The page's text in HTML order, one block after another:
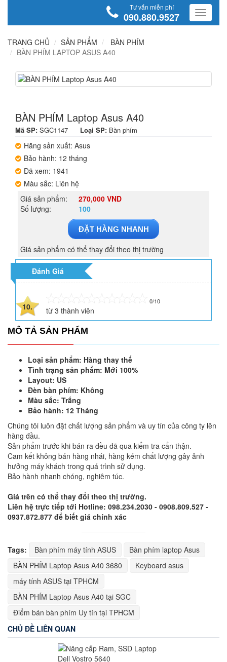
Tư vấn miễn phí
090.880.9527
TRANG CHỦ SẢN PHẨM
BÀN PHÍM
BÀN PHÍM LAPTOP ASUS A40
BÀN PHÍM Laptop Asus A40
Mã SP: SGC1147 Loại SP: Bàn phím
Hãng sản xuất: Asus
Bảo hành: 12 tháng
Đã xem: 1941
Màu sắc: Liên hệ
Giá sản phẩm:
270,000 VND
Số lượng:
100
ĐẶT HÀNG NHANH
Giá sản phẩm có thể thay đổi theo thị trường
Đánh Giá
10.
0/10
từ 3 thành viên
MÔ TẢ SẢN PHẨM
Loại sản phẩm: Hàng thay thế
Tình trạng sản phẩm: Mới 100%
Layout: US
Đèn bàn phím: Không
Màu sắc: Trắng
Bảo hành: 12 Tháng
Chúng tôi luôn đặt chất lượng sản phẩm và uy tín của công ty lên
hàng đầu.
Sản phẩm trước khi bán ra đều đã qua kiểm tra cẩn thận.
Cam kết không bán hàng nhái, hàng kém chất lượng gây ảnh
hưởng máy khách trong quá trình sử dụng.
Bảo hành nhanh chóng, nghiêm túc.
Giá trên có thể thay đổi theo thị trường.
Liên hệ trực tiếp tới Hotline: 098.234.2030 - 0908.809.527 -
0937.872.877 để biết giá chính xác
Tags: Bàn phím máy tính ASUS
Bàn phím laptop Asus
BÀN PHÍM Laptop Asus A40 3680
Keyboard asus
máy tính ASUS tại TPHCM
BÀN PHÍM Laptop Asus A40 tại SGC
Điểm bán bàn phím Uy tín tại TPHCM
CHỦ ĐỀ LIÊN QUAN